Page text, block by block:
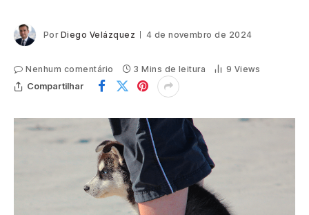
Por Diego Velázquez 4 de novembro de 2024
Nenhum comentário 3 Mins de leitura 9 Views
Compartilhar